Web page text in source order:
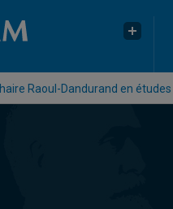
Raoul-Dandurand en études